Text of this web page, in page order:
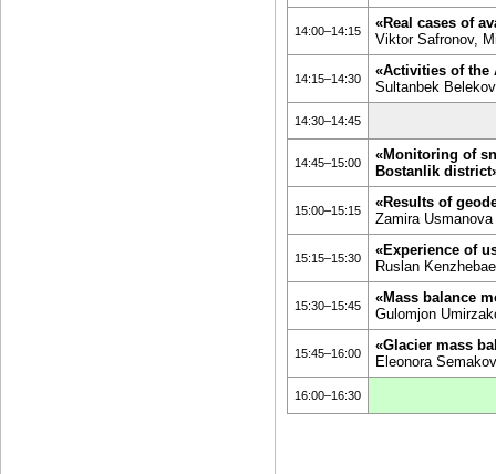
14:00–14:15
«Real cases of
Viktor Safronov,
14:15–14:30
«Activities of the
Sultanbek Belekov
14:30–14:45
14:45–15:00
«Monitoring of
Bostanlik
15:00–15:15
«Results of
Zamira Usmanova
15:15–15:30
«Experience of
Ruslan
15:30–15:45
«Mass balance
Gulomjon
15:45–16:00
«Glacier mass
Eleonora
16:00–16:30